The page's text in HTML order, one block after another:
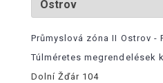
Průmyslová zóna II Ostrov -
Túlméretes megrendelések
Dolní Žďár 104